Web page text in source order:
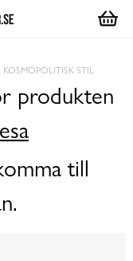
STIL
produkten
till